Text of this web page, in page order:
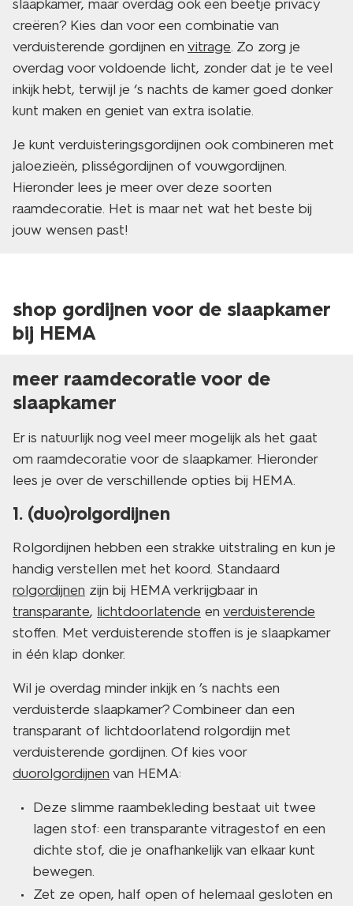
slaapkamer, maar overdag ook een beetje privacy
creëren? Kies dan voor een combinatie van
verduisterende gordijnen en vitrage. Zo zorg je
overdag voor voldoende licht, zonder dat je te veel
inkijk hebt, terwijl je ‘s nachts de kamer goed donker
kunt maken en geniet van extra isolatie.
Je kunt verduisteringsgordijnen ook combineren met
jaloezieën, plisségordijnen of vouwgordijnen.
Hieronder lees je meer over deze soorten
raamdecoratie. Het is maar net wat het beste bij
jouw wensen past!
shop gordijnen voor de slaapkamer
bij HEMA
meer raamdecoratie voor de
slaapkamer
Er is natuurlijk nog veel meer mogelijk als het gaat
om raamdecoratie voor de slaapkamer. Hieronder
lees je over de verschillende opties bij HEMA.
1. (duo)rolgordijnen
Rolgordijnen hebben een strakke uitstraling en kun je
handig verstellen met het koord. Standaard
rolgordijnen zijn bij HEMA verkrijgbaar in
transparante, lichtdoorlatende en verduisterende
stoffen. Met verduisterende stoffen is je slaapkamer
in één klap donker.
Wil je overdag minder inkijk en ’s nachts een
verduisterde slaapkamer? Combineer dan een
transparant of lichtdoorlatend rolgordijn met
verduisterende gordijnen. Of kies voor
duorolgordijnen van HEMA:
Deze slimme raambekleding bestaat uit twee
lagen stof: een transparante vitragestof en een
dichte stof, die je onafhankelijk van elkaar kunt
bewegen.
Zet ze open, half open of helemaal gesloten en